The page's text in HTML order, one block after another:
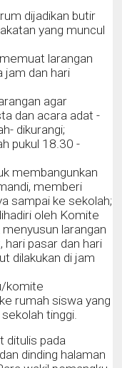
dijadikan butir
yang muncul
larangan
jam dan hari
agar
dan acara adat -
dikurangi;
pukul 18.30 -
membangunkan
memberi
sampai ke sekolah;
oleh Komite
larangan
hari pasar dan hari
dilakukan di jam
komite
rumah siswa yang
tinggi.
ditulis pada
dinding halaman